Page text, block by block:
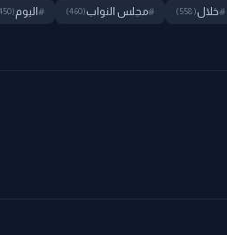
#خلال(558)
#مجلس النواب(460)
#اليوم(450)